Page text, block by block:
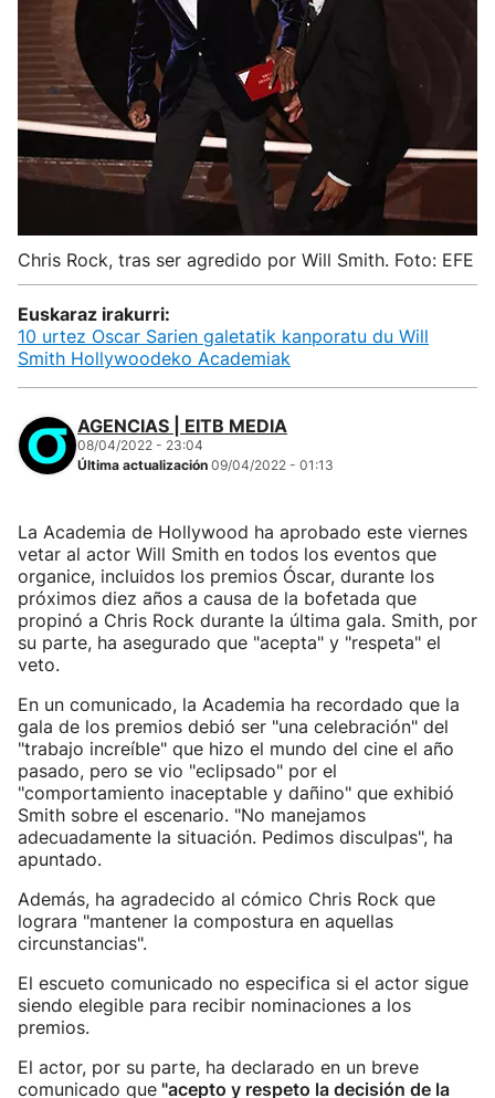
Chris Rock, tras ser agredido por Will Smith. Foto: EFE
Euskaraz irakurri:
10 urtez Oscar Sarien galetatik kanporatu du Will
Smith Hollywoodeko Academiak
AGENCIAS | EITB MEDIA
08/04/2022 - 23:04
Última actualización 09/04/2022 - 01:13
La Academia de Hollywood ha aprobado este viernes
vetar al actor Will Smith en todos los eventos que
organice, incluidos los premios Óscar, durante los
próximos diez años a causa de la bofetada que
propinó a Chris Rock durante la última gala. Smith, por
su parte, ha asegurado que "acepta" y "respeta" el
veto.
En un comunicado, la Academia ha recordado que la
gala de los premios debió ser "una celebración" del
"trabajo increíble" que hizo el mundo del cine el año
pasado, pero se vio "eclipsado" por el
"comportamiento inaceptable y dañino" que exhibió
Smith sobre el escenario. "No manejamos
adecuadamente la situación. Pedimos disculpas", ha
apuntado.
Además, ha agradecido al cómico Chris Rock que
lograra "mantener la compostura en aquellas
circunstancias".
El escueto comunicado no especifica si el actor sigue
siendo elegible para recibir nominaciones a los
premios.
El actor, por su parte, ha declarado en un breve
comunicado que "acepto y respeto la decisión de la